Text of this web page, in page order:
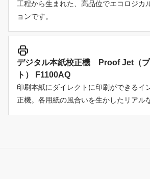
工程から生まれた、高品位でエコロジカ
ョンです。
デジタル本紙校正機 Proof Jet（プ
ト） F1100AQ
印刷本紙にダイレクトに印刷ができるイ
正機。各用紙の風合いを生かしたリアル